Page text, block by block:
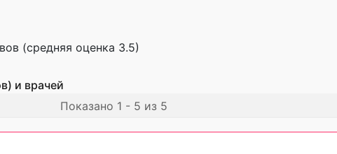
(средняя оценка 3.5)
и врачей
Показано 1 - 5 из 5